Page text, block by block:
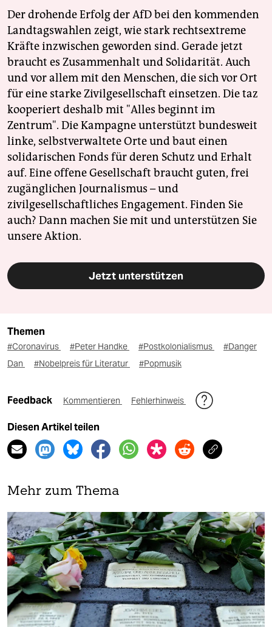
Der drohende Erfolg der AfD bei den kommenden
Landtagswahlen zeigt, wie stark rechtsextreme
Kräfte inzwischen geworden sind. Gerade jetzt
braucht es Zusammenhalt und Solidarität. Auch
und vor allem mit den Menschen, die sich vor Ort
für eine starke Zivilgesellschaft einsetzen. Die taz
kooperiert deshalb mit "Alles beginnt im
Zentrum". Die Kampagne unterstützt bundesweit
linke, selbstverwaltete Orte und baut einen
solidarischen Fonds für deren Schutz und Erhalt
auf. Eine offene Gesellschaft braucht guten, frei
zugänglichen Journalismus – und
zivilgesellschaftliches Engagement. Finden Sie
auch? Dann machen Sie mit und unterstützen Sie
unsere Aktion.
Jetzt unterstützen
Themen
#Coronavirus #Peter Handke #Postkolonialismus
#Danger
Dan
#Nobelpreis für Literatur #Popmusik
Feedback Kommentieren Fehlerhinweis
Diesen Artikel teilen
Mehr zum Thema